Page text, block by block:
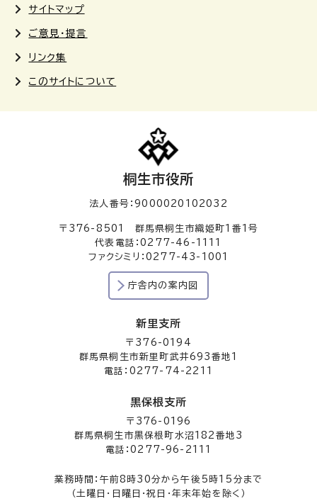
サイトマップ
ご意見・提言
リンク集
このサイトについて
桐生市役所
法人番号：9000020102032
〒376-8501 群馬県桐生市織姫町1番1号
代表電話：0277-46-1111
ファクシミリ：0277-43-1001
庁舎内の案内図
新里支所
〒376-0194
群馬県桐生市新里町武井693番地1
電話：0277-74-2211
黒保根支所
〒376-0196
群馬県桐生市黒保根町水沼182番地3
電話：0277-96-2111
業務時間：午前8時30分から午後5時15分まで
（土曜日・日曜日・祝日・年末年始を除く）